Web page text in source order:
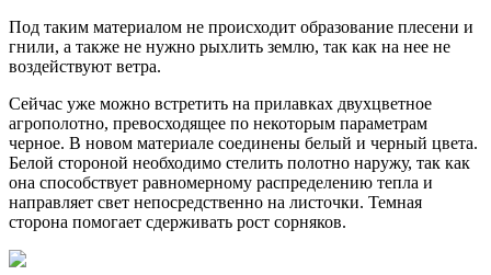
Под таким материалом не происходит образование плесени и
гнили, а также не нужно рыхлить землю, так как на нее не
воздействуют ветра.
Сейчас уже можно встретить на прилавках двухцветное
агрополотно, превосходящее по некоторым параметрам
черное. В новом материале соединены белый и черный цвета.
Белой стороной необходимо стелить полотно наружу, так как
она способствует равномерному распределению тепла и
направляет свет непосредственно на листочки. Темная
сторона помогает сдерживать рост сорняков.